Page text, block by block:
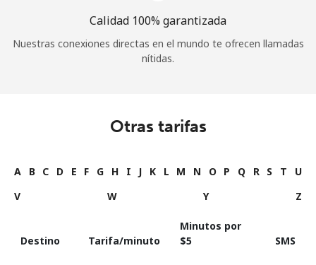
Calidad 100% garantizada
Nuestras conexiones directas en el mundo te ofrecen llamadas
nítidas.
Otras tarifas
A B C D E F G H I J K L M N O P Q R S T
U
V
W Y Z
Destino Tarifa/minuto
Minutos por
⁦$5⁩
SMS